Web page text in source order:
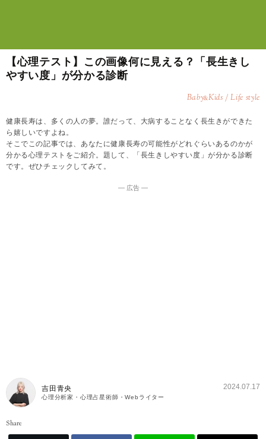
【心理テスト】この画像何に見える？「長生きし
やすい度」が分かる診断
Baby&Kids / Life style
健康長寿は、多くの人の夢。誰だって、大病することなく長生きができた
ら嬉しいですよね。
そこでこの記事では、あなたに健康長寿の可能性がどれぐらいあるのかが
分かる心理テストをご紹介。題して、「長生きしやすい度」が分かる診断
です。ぜひチェックしてみて。
― 広告 ―
吉田青央
心理分析家・心理占星術師・Webライター
2024.07.17
Share